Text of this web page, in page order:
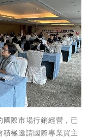
際市場行銷經營，已
極邀請國際專業買主